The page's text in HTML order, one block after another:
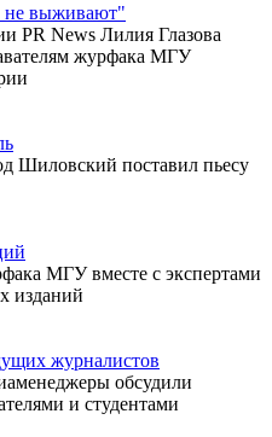
не выживают"
PR News Лилия Глазова
журфака МГУ
Шиловский поставил пьесу
МГУ вместе с экспертами
изданий
журналистов
обсудили
и студентами